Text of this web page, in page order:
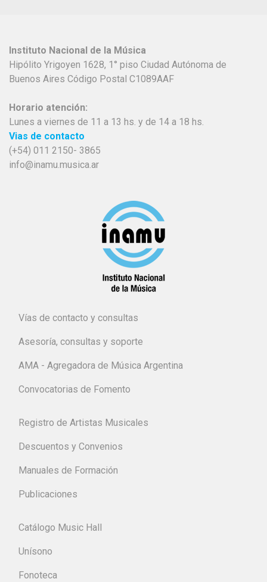
Instituto Nacional de la Música
Hipólito Yrigoyen 1628, 1° piso Ciudad Autónoma de
Buenos Aires Código Postal C1089AAF
Horario atención:
Lunes a viernes de 11 a 13 hs. y de 14 a 18 hs.
Vias de contacto
(+54) 011 2150- 3865
info@inamu.musica.ar
Vías de contacto y consultas
Asesoría, consultas y soporte
AMA - Agregadora de Música Argentina
Convocatorias de Fomento
Registro de Artistas Musicales
Descuentos y Convenios
Manuales de Formación
Publicaciones
Catálogo Music Hall
Unísono
Fonoteca